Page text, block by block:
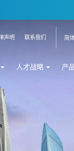
简
联系我们
声明
人才战略 产